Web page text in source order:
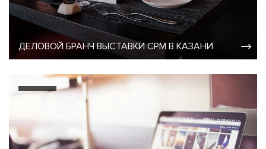
ДЕЛОВОЙ БРАНЧ ВЫСТАВКИ CPM В КАЗАНИ